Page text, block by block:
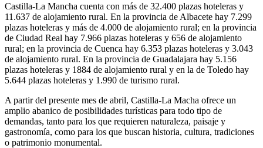
Castilla-La Mancha cuenta con más de 32.400 plazas hoteleras y
11.637 de alojamiento rural. En la provincia de Albacete hay 7.299
plazas hoteleras y más de 4.000 de alojamiento rural; en la provincia
de Ciudad Real hay 7.966 plazas hoteleras y 656 de alojamiento
rural; en la provincia de Cuenca hay 6.353 plazas hoteleras y 3.043
de alojamiento rural. En la provincia de Guadalajara hay 5.156
plazas hoteleras y 1884 de alojamiento rural y en la de Toledo hay
5.644 plazas hoteleras y 1.990 de turismo rural.
A partir del presente mes de abril, Castilla-La Macha ofrece un
amplio abanico de posibilidades turísticas para todo tipo de
demandas, tanto para los que requieren naturaleza, paisaje y
gastronomía, como para los que buscan historia, cultura, tradiciones
o patrimonio monumental.